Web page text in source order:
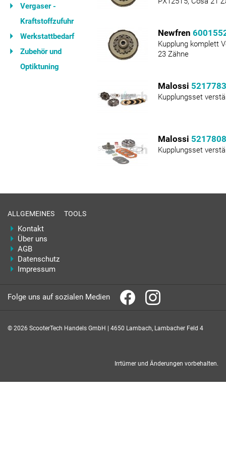
Vergaser -
Kraftstoffzufuhr
Werkstattbedarf
Zubehör und
Optiktuning
Newfren
Kupplung komplett
23 Zähne
Malossi 5217783
Kupplungsset
Malossi 5217808
Kupplungsset
ALLGEMEINES
Kontakt
Über uns
AGB
Datenschutz
Impressum
TOOLS
Folge uns auf sozialen Medien
© 2026 ScooterTech Handels GmbH | 4650 Lambach, Lambacher Feld 4
Irrtümer und Änderungen vorbehalten.